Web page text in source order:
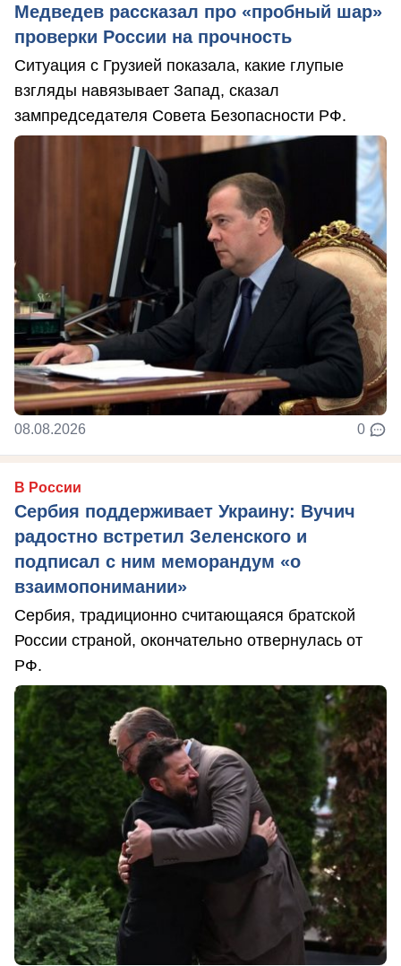
Медведев рассказал про «пробный шар»
проверки России на прочность
Ситуация с Грузией показала, какие глупые
взгляды навязывает Запад, сказал
зампредседателя Совета Безопасности РФ.
08.08.2026 0
В России
Сербия поддерживает Украину: Вучич
радостно встретил Зеленского и
подписал с ним меморандум «о
взаимопонимании»
Сербия, традиционно считающаяся братской
России страной, окончательно отвернулась от
РФ.